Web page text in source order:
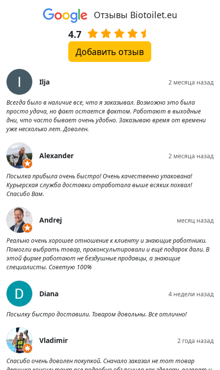
Отзывы Biotoilet.eu
4.7
Добавить отзыв
Ilja 2 месяца назад
Всегда было в наличие все, что я заказывал. Возможно это была
просто удача, но факт остается фактом. Работают в выходные
дни, что часто бывает очень удобно. Заказываю время от времени
уже несколько лет. Доволен.
Alexander 2 месяца назад
Посылка прибыла очень быстро! Очень качественно упакована!
Курьерская служба доставки отработала выше всяких похвал!
Спасибо Вам.
Andrej месяц назад
Реально очень хорошее отношение к клиенту и знающие работники.
Помогли выбрать товар, проконсультировали и ещё подарок дали. В
этой фирме работают не бездушные продавцы, а знающие
специалисты. Советую 100%
Diana 4 недели назад
Посылку быстро доставили. Товаром довольны. Все отлично!
Vladimir 2 года назад
Спасибо очень доволен покупкой. Сначало заказал не тот товар